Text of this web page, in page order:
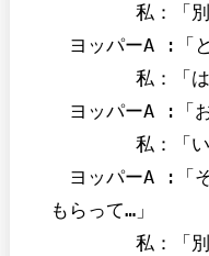
私：「別に近
ヨッパーA :「
私：「は
ヨッパーA :「
私：「いやっ
ヨッパーA :「そ
もらって…」
私：「別に大